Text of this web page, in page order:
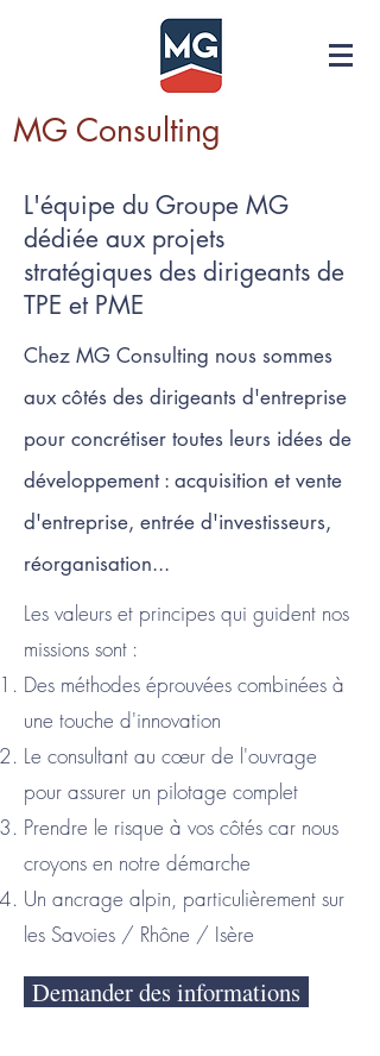
MG Consulting
L'équipe du Groupe MG
dédiée aux projets
stratégiques des dirigeants de
TPE et PME
Chez MG Consulting nous sommes
aux côtés des dirigeants d'entreprise
pour concrétiser toutes leurs idées de
développement : acquisition et vente
d'entreprise, entrée d'investisseurs,
réorganisation...
Les valeurs et principes qui guident nos
missions sont :
Des méthodes éprouvées combinées à
une touche d'innovation
Le consultant au cœur de l'ouvrage
pour assurer un pilotage complet
Prendre le risque à vos côtés car nous
croyons en notre démarche
Un ancrage alpin, particulièrement sur
les Savoies / Rhône / Isère
Demander des informations